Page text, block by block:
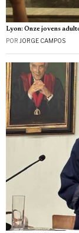
Lyon: Onze jovens
POR JORGE CAMPOS